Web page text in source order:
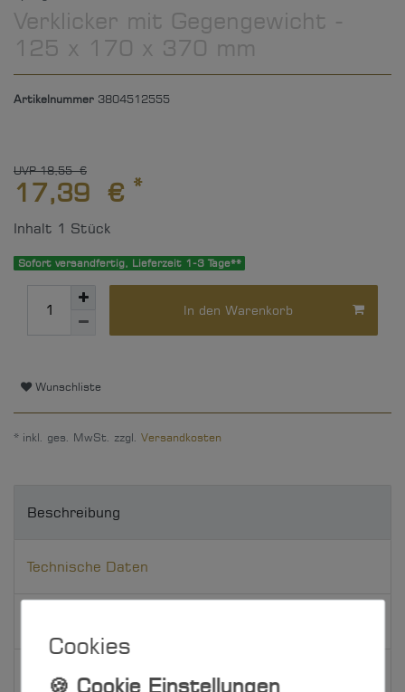
Verklicker mit Gegengewicht -
125 x 170 x 370 mm
Artikelnummer 3804512555
UVP 18,55 €
17,39 € *
Inhalt 1 Stück
Sofort versandfertig, Lieferzeit 1-3 Tage**
In den Warenkorb
Wunschliste
* inkl. ges. MwSt. zzgl. Versandkosten
Beschreibung
Technische Daten
EU-Verantwortlicher
Cookies